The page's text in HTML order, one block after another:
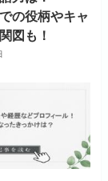
の役柄やキャ
図も！